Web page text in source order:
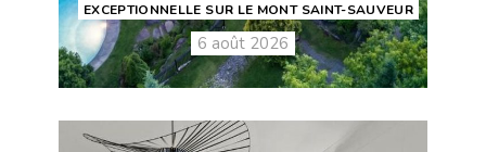
EXCEPTIONNELLE SUR LE MONT SAINT-SAUVEUR
6 août 2026